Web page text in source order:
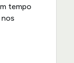
tempo